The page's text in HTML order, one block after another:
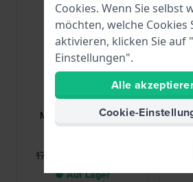
GW0839L4
Mini Rumour 26 mm
Silberne Damen-
179,00 €
● Auf Lager
Cookies. Wenn Sie selbst
möchten, welche Cookies
aktivieren, klicken Sie auf
Einstellungen".
Alle
Cookie-